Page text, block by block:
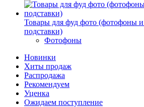
Товары для фуд фото (фотофоны
подставки)
Фотофоны
Новинки
Хиты продаж
Распродажа
Рекомендуем
Уценка
Ожидаем поступление